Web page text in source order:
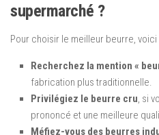
supermarché ?
Pour choisir le meilleur beurre,
Recherchez la mention «
fabrication plus traditionnelle.
Privilégiez le beurre cru, si
prononcé et une meilleure
Méfiez-vous des beurres